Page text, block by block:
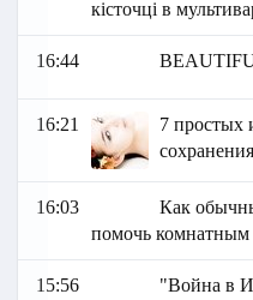
кісточці в
16:44
16:21
7 простых
16:03
Как
помочь комнатным
15:56
"Война в